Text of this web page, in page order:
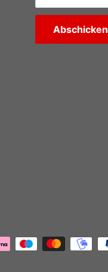
Abschicken